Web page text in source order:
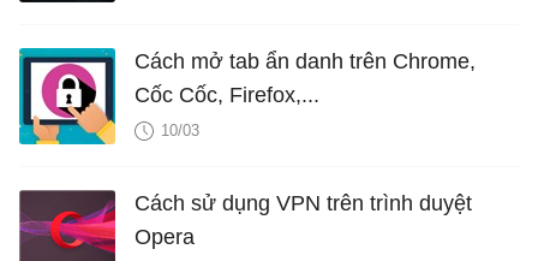
Cách mở tab ẩn danh trên Chrome,
Cốc Cốc, Firefox,...
10/03
Cách sử dụng VPN trên trình duyệt
Opera